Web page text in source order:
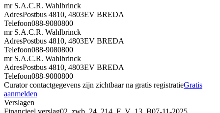
mr S.A.C.R. Wahlbrinck
AdresPostbus 4810, 4803EV BREDA
Telefoon088-9080800
mr S.A.C.R. Wahlbrinck
AdresPostbus 4810, 4803EV BREDA
Telefoon088-9080800
mr S.A.C.R. Wahlbrinck
AdresPostbus 4810, 4803EV BREDA
Telefoon088-9080800
Curator contactgegevens zijn zichtbaar na gratis registratieGratis
aanmelden
Verslagen
Financieel verslag02_zwb_24_214_F_V_13_B07-11-2025